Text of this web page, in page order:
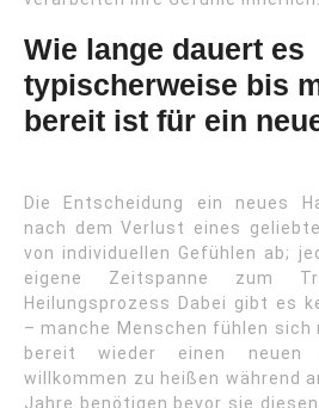
Wie lange dauert es
typischerweise bis
bereit ist für ein
Die Entscheidung ein neues
nach dem Verlust eines
von individuellen Gefühlen ab;
eigene Zeitspanne zum
Heilungsprozess Dabei gibt es
– manche Menschen fühlen sich
bereit wieder einen neuen
willkommen zu heißen während
Jahre benötigen bevor sie